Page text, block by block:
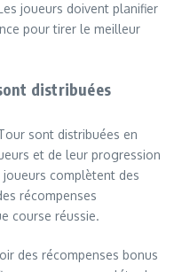
joueurs doivent planifier
pour tirer le meilleur
distribuées
sont distribuées en
et de leur progression
complètent des
récompenses
course réussie.
des récompenses bonus